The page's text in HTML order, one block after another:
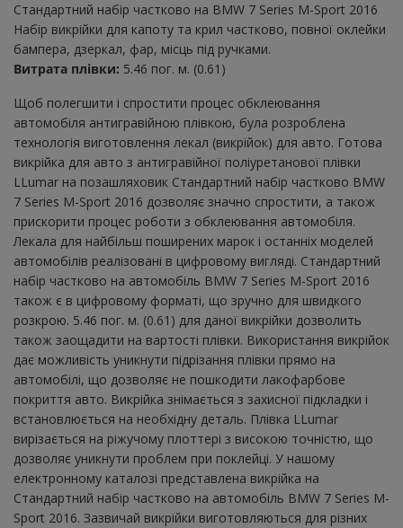
Стандартний набір частково на BMW 7 Series M-Sport 2016
Набір викрійки для капоту та крил частково, повної оклейки
бампера, дзеркал, фар, місць під ручками.
Витрата плівки: 5.46 пог. м. (0.61)
Щоб полегшити і спростити процес обклеювання
автомобіля антигравійною плівкою, була розроблена
технологія виготовлення лекал (викрійок) для авто. Готова
викрійка для авто з антигравійної поліуретанової плівки
LLumar на позашляховик Стандартний набір частково BMW
7 Series M-Sport 2016 дозволяє значно спростити, а також
прискорити процес роботи з обклеювання автомобіля.
Лекала для найбільш поширених марок і останніх моделей
автомобілів реалізовані в цифровому вигляді. Стандартний
набір частково на автомобіль BMW 7 Series M-Sport 2016
також є в цифровому форматі, що зручно для швидкого
розкрою. 5.46 пог. м. (0.61) для даної викрійки дозволить
також заощадити на вартості плівки. Використання викрійок
дає можливість уникнути підрізання плівки прямо на
автомобілі, що дозволяє не пошкодити лакофарбове
покриття авто. Викрійка знімається з захисної підкладки і
встановлюється на необхідну деталь. Плівка LLumar
вирізається на ріжучому плоттері з високою точністю, що
дозволяє уникнути проблем при поклейці. У нашому
електронному каталозі представлена ​​викрійка на
Стандартний набір частково на автомобіль BMW 7 Series M-
Sport 2016. Зазвичай викрійки виготовляються для різних